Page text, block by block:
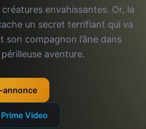
envahissantes. Or, la
un secret terrifiant qui va
son compagnon l’âne dans
aventure.
annonce
Video